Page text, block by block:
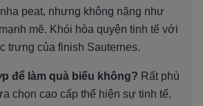
peat, nhưng không nặng như
mẽ. Khói hòa quyện tinh tế với
trưng của finish Sauternes.
để làm quà biếu không? Rất phù
chọn cao cấp thể hiện sự tinh tế,